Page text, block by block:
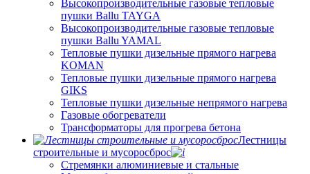
Высокопроизводительные газовые тепловые
пушки Ballu TAYGA
Высокопроизводительные газовые тепловые
пушки Ballu YAMAL
Тепловые пушки дизельные прямого нагрева
KOMAN
Тепловые пушки дизельные прямого нагрева
GIKS
Тепловые пушки дизельные непрямого нагрева
Газовые обогреватели
Трансформаторы для прогрева бетона
Лестницы
строительные и мусоросброс
Стремянки алюминиевые и стальные